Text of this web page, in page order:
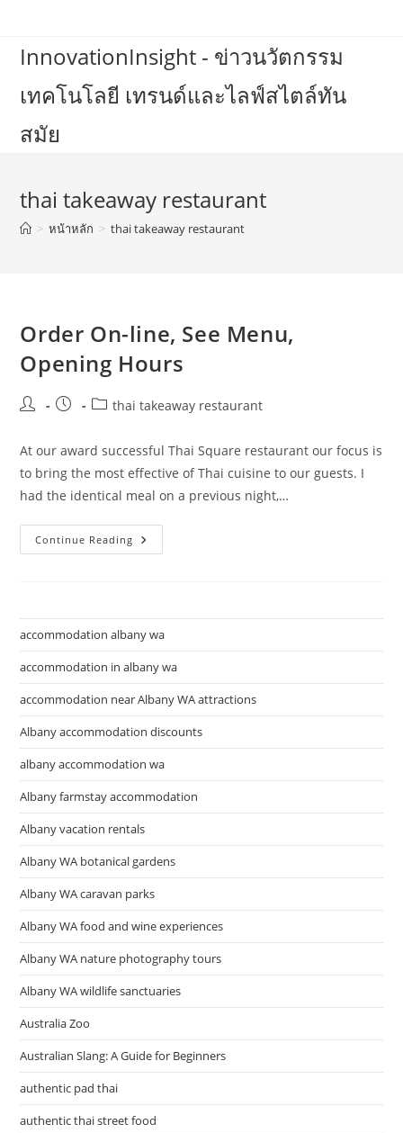
contentInnovationInsight - ข่าวนวัตกรรม
เทคโนโลยี เทรนด์และไลฟ์สไตล์ทัน
สมัย
thai takeaway restaurant
> หน้าหลัก > thai takeaway restaurant
Order On-line, See Menu,
Opening Hours
Post
Post
Postthai takeaway restaurant
At our award successful Thai Square restaurant our focus is
to bring the most effective of Thai cuisine to our guests. I
had the identical meal on a previous night,…
Continue Reading Order
On-
accommodation albany wa
accommodation in albany wa
accommodation near Albany WA attractions
Albany accommodation discounts
albany accommodation wa
Albany farmstay accommodation
Albany vacation rentals
Albany WA botanical gardens
Albany WA caravan parks
Albany WA food and wine experiences
Albany WA nature photography tours
Albany WA wildlife sanctuaries
Australia Zoo
Australian Slang: A Guide for Beginners
authentic pad thai
authentic thai street food